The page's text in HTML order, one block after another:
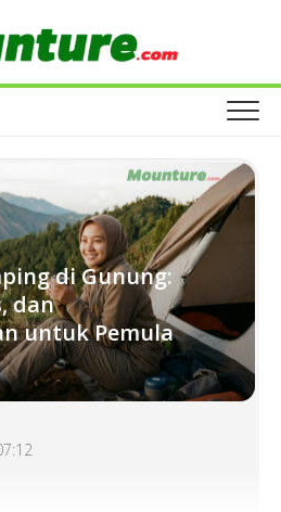
di Gunung:
dan
untuk Pemula